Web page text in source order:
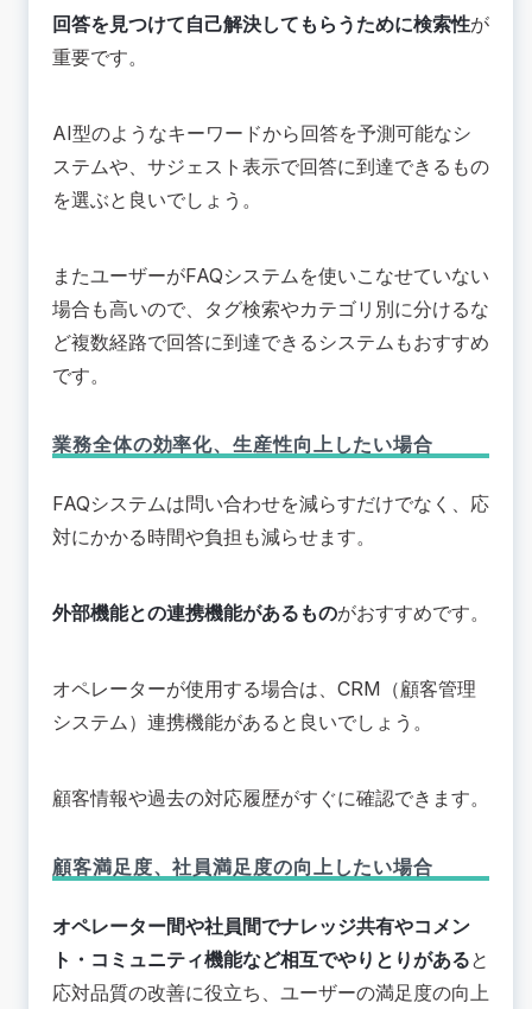
回答を見つけて自己解決してもらうために検索性が
重要です。
AI型のようなキーワードから回答を予測可能なシ
ステムや、サジェスト表示で回答に到達できるもの
を選ぶと良いでしょう。
またユーザーがFAQシステムを使いこなせていない
場合も高いので、タグ検索やカテゴリ別に分けるな
ど複数経路で回答に到達できるシステムもおすすめ
です。
業務全体の効率化、生産性向上したい場合
FAQシステムは問い合わせを減らすだけでなく、応
対にかかる時間や負担も減らせます。
外部機能との連携機能があるものがおすすめです。
オペレーターが使用する場合は、CRM（顧客管理
システム）連携機能があると良いでしょう。
顧客情報や過去の対応履歴がすぐに確認できます。
顧客満足度、社員満足度の向上したい場合
オペレーター間や社員間でナレッジ共有やコメン
ト・コミュニティ機能など相互でやりとりがあると
応対品質の改善に役立ち、ユーザーの満足度の向上